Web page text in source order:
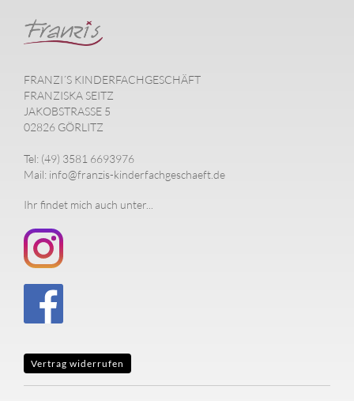
FRANZI´S KINDERFACHGESCHÄFT
FRANZISKA SEITZ
JAKOBSTRASSE 5
02826 GÖRLITZ
Tel: (49) 3581 6693976
Mail: info@franzis-kinderfachgeschaeft.de
Ihr findet mich auch unter...
Vertrag widerrufen